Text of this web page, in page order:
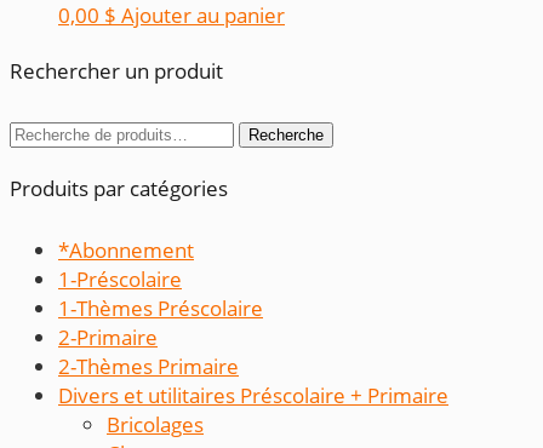
0,00 $ Ajouter au panier
Rechercher un produit
Recherche
Recherche
Produits par catégories
*Abonnement
1-Préscolaire
1-Thèmes Préscolaire
2-Primaire
2-Thèmes Primaire
Divers et utilitaires Préscolaire + Primaire
Bricolages